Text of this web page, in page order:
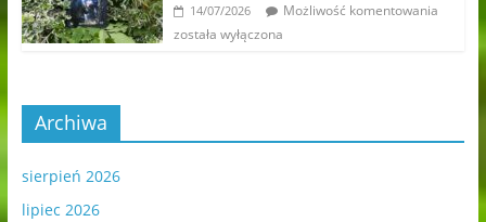
14/07/2026
Możliwość komentowania
została wyłączona
Archiwa
sierpień 2026
lipiec 2026